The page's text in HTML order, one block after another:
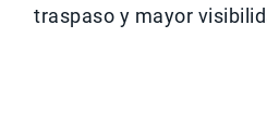
traspaso y mayor